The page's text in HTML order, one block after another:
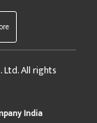
All rights
India